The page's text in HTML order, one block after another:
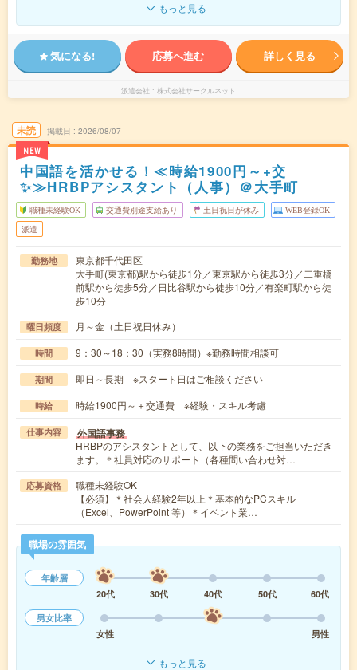
もっと見る
気になる! 応募へ進む 詳しく見る
派遣会社 株式会社サークルネット
未読
NEW
掲載日 2026/08/07
中国語を活かせる！≪時給1900円～+交
✨≫HRBPアシスタント（人事）＠大手町
職種未経験OK 交通費別途支給あり 土日祝日が休み WEB登録OK
派遣
勤務地
東京都千代田区
大手町(東京都)駅から徒歩1分／東京駅から徒歩3分／二重橋
前駅から徒歩5分／日比谷駅から徒歩10分／有楽町駅から徒
歩10分
曜日頻度 月～金（土日祝日休み）
時間 9：30～18：30（実務8時間）※勤務時間相談可
期間 即日～長期 ※スタート日はご相談ください
時給 時給1900円～＋交通費 ※経験・スキル考慮
仕事内容 外国語事務
HRBPのアシスタントとして、以下の業務をご担当いただき
ます。＊社員対応のサポート（各種問い合わせ対…
応募資格
職種未経験OK
【必須】＊社会人経験2年以上＊基本的なPCスキル
（Excel、PowerPoint 等）＊イベント業…
職場の雰囲気
年齢層
20代
30代 40代 50代
60代
男女比率
女性
男性
もっと見る